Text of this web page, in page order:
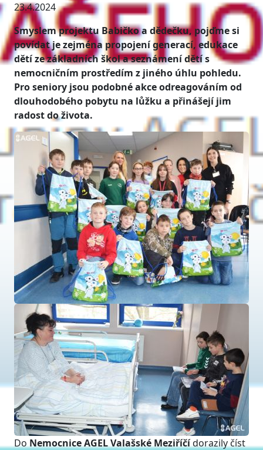
23.4.2024
Smyslem projektu Babičko a dědečku, pojďme si
povídat je zejména propojení generací, edukace
dětí ze základních škol a seznámení dětí s
nemocničním prostředím z jiného úhlu pohledu.
Pro seniory jsou podobné akce odreagováním od
dlouhodobého pobytu na lůžku a přinášejí jim
radost do života.
DoNemocniceAGEL Valašské Meziříčídorazily číst